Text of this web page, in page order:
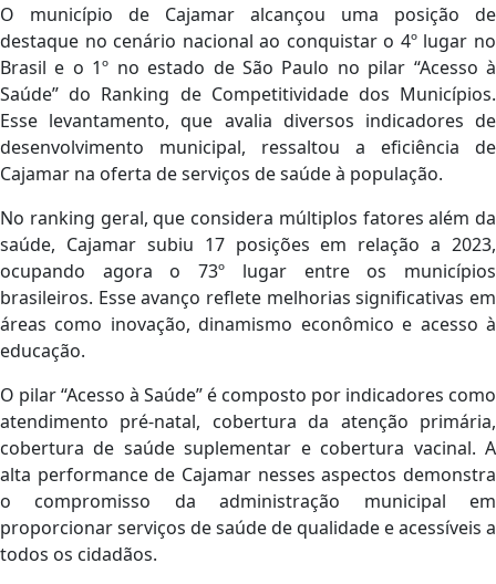
O município de Cajamar alcançou uma posição de
destaque no cenário nacional ao conquistar o 4º lugar no
Brasil e o 1º no estado de São Paulo no pilar “Acesso à
Saúde” do Ranking de Competitividade dos Municípios.
Esse levantamento, que avalia diversos indicadores de
desenvolvimento municipal, ressaltou a eficiência de
Cajamar na oferta de serviços de saúde à população.
No ranking geral, que considera múltiplos fatores além da
saúde, Cajamar subiu 17 posições em relação a 2023,
ocupando agora o 73º lugar entre os municípios
brasileiros. Esse avanço reflete melhorias significativas em
áreas como inovação, dinamismo econômico e acesso à
educação.
O pilar “Acesso à Saúde” é composto por indicadores como
atendimento pré-natal, cobertura da atenção primária,
cobertura de saúde suplementar e cobertura vacinal. A
alta performance de Cajamar nesses aspectos demonstra
o compromisso da administração municipal em
proporcionar serviços de saúde de qualidade e acessíveis a
todos os cidadãos.